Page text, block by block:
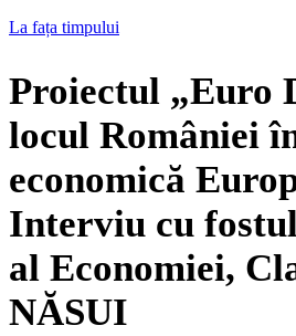
La fața timpului
Proiectul „Euro
locul României
economică
Interviu cu
al Economiei,
NĂSUI